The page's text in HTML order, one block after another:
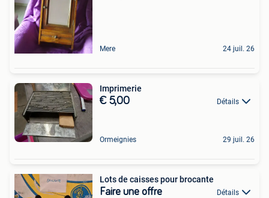
Mere 24 juil. 26
Imprimerie
€ 5,00 Détails
Ormeignies 29 juil. 26
Lots de caisses pour brocante
Faire une offre Détails